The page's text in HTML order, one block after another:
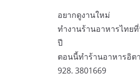
อยากดูงานใหม่
ทำงานร้านอาหารไทย
ปี
ตอนนี้ทำร้านอาหารอิต
928. 3801669